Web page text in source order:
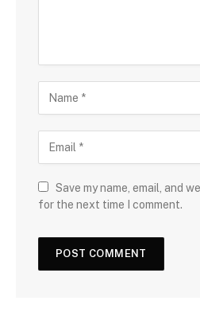
Save my name, email, and
for the next time I comment.